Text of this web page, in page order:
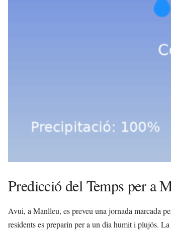
Predicció del Temps per a
Avui, a Manlleu, es preveu una jornada marcada
residents es preparin per a un dia humit i plujós.